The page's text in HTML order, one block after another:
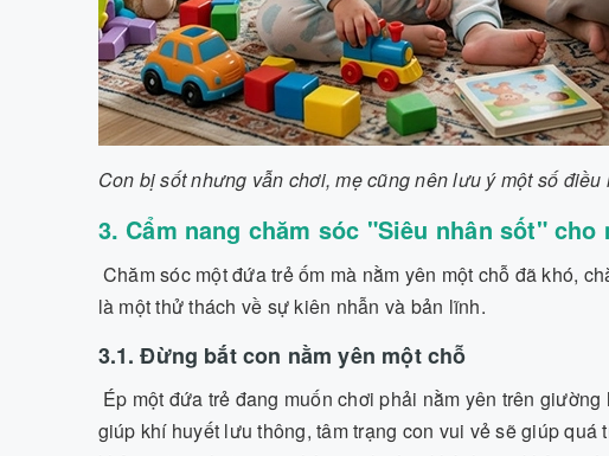
Con bị sốt nhưng vẫn chơi, mẹ cũng nên lưu ý một số điều
3. Cẩm nang chăm sóc "Siêu nhân sốt" cho
Chăm sóc một đứa trẻ ốm mà nằm yên một chỗ đã khó,
là một thử thách về sự kiên nhẫn và bản lĩnh.
3.1. Đừng bắt con nằm yên một chỗ
Ép một đứa trẻ đang muốn chơi phải nằm yên trên
giúp khí huyết lưu thông, tâm trạng con vui vẻ sẽ giúp